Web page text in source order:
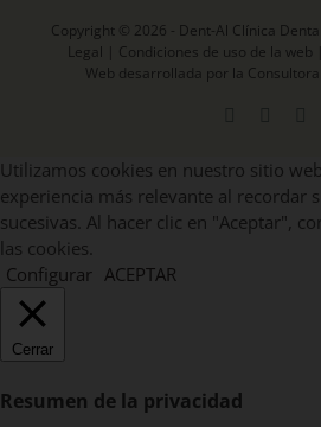
Copyright © 2026 - Dent-Al Clínica
Legal
Condiciones de uso de la web
Web desarrollada por la Consultora
Utilizamos cookies en nuestro sitio
experiencia más relevante al recordar
sucesivas. Al hacer clic en "Aceptar",
las cookies.
Configurar ACEPTAR
Cerrar
Resumen de la privacidad